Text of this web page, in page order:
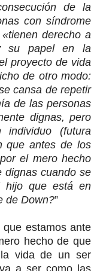
de la
con síndrome
derecho a
su papel en la
proyecto de vida
de otro modo:
cansa de repetir
de las personas
dignas, pero
(futura
que antes de los
el mero hecho
dignas cuando se
hijo que está en
de Down?”
estamos ante
hecho de que
vida de un ser
a ser como las